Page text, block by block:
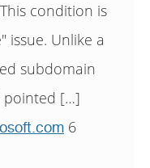
condition is
issue. Unlike a
subdomain
pointed […]
6